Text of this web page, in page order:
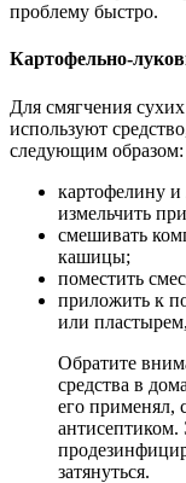
проблему быстро.
Картофельно-
Для смягчения
используют
следующим образом:
картофелину и
измельчить
смешивать
кашицы;
поместить
приложить к
или
Обратите
средства в
его применял,
затянуться.